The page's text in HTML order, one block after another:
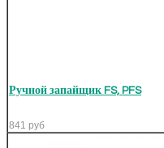
Ручной запайщик FS, PFS
841 руб